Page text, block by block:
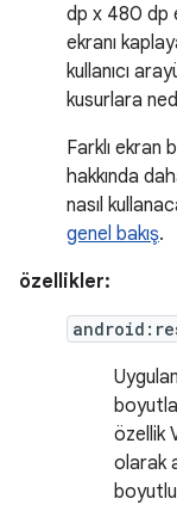
dp x 480 dp
ekranı
kullanıcı
kusurlara
Farklı ekran
hakkında
nasıl
genel bakış.
özellikler:
özellik
olarak